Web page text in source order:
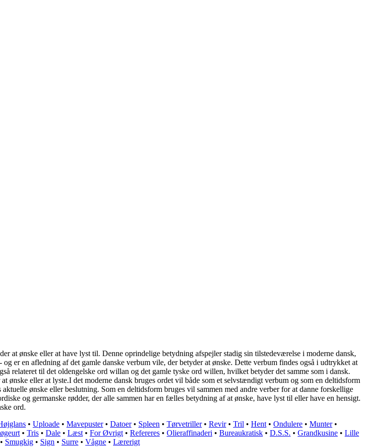
at ønske eller at have lyst til. Denne oprindelige betydning afspejler stadig sin tilstedeværelse i moderne dansk,
er en afledning af det gamle danske verbum vile, der betyder at ønske. Dette verbum findes også i udtrykket at
relateret til det oldengelske ord willan og det gamle tyske ord willen, hvilket betyder det samme som i dansk.
eller at lyste.I det moderne dansk bruges ordet vil både som et selvstændigt verbum og som en deltidsform
ønske eller beslutning. Som en deltidsform bruges vil sammen med andre verber for at danne forskellige
og germanske rødder, der alle sammen har en fælles betydning af at ønske, have lyst til eller have en hensigt.
ord.
• Uploade • Mavepuster• Datoer• Spleen • Tørvetriller• Revir• Tril • Hent • Ondulere • Munter•
• Tris • Dale • Læst • For Øvrigt • Refereres • Olieraffinaderi • Bureaukratisk • D.S.S. • Grandkusine • Lille
Smugkig • Sign • Surre • Vågne • Lærerigt